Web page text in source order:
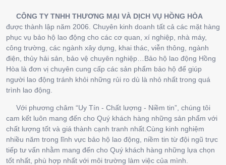
CÔNG TY TNHH THƯƠNG MẠI VÀ DỊCH VỤ HỒNG HÒA
được thành lập năm 2006. Chuyên kinh doanh tất cả các mặt hàng
phục vụ bảo hộ lao động cho các cơ quan, xí nghiệp, nhà máy,
công trường, các ngành xây dựng, khai thác, viễn thông, ngành
điện, thủy hải sản, bảo vệ chuyên nghiệp…Bảo hộ lao động Hồng
Hòa là đơn vị chuyên cung cấp các sản phẩm bảo hộ để giúp
người lao động tránh khỏi những rủi ro dù là nhỏ nhất trong quá
trình lao động.
Với phương châm “Uy Tín - Chất lượng - Niềm tin”, chúng tôi
cam kết luôn mang đến cho Quý khách hàng những sản phẩm với
chất lượng tốt và giá thành cạnh tranh nhất.Cùng kinh nghiệm
nhiều năm trong lĩnh vực bảo hộ lao động, niềm tin từ đội ngũ trực
tiếp tư vấn nhằm mang đến cho Quý khách hàng những lựa chọn
tốt nhất, phù hợp nhất với môi trường làm việc của mình.